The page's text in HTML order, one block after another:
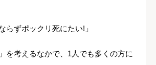
らずポックリ死にたい!」
を考えるなかで、1人でも多くの方に